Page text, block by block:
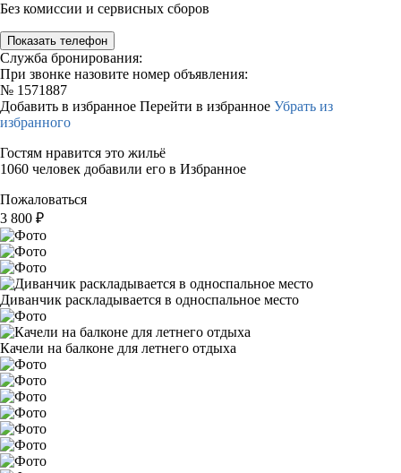
Без комиссии и сервисных сборов
Показать телефон
Служба бронирования:
При звонке назовите номер объявления:
№ 1571887
Добавить в избранное Перейти в избранное Убрать из
избранного
Гостям нравится это жильё
1060 человек добавили его в Избранное
Пожаловаться
3 800 ₽
Диванчик раскладывается в односпальное место
Качели на балконе для летнего отдыха